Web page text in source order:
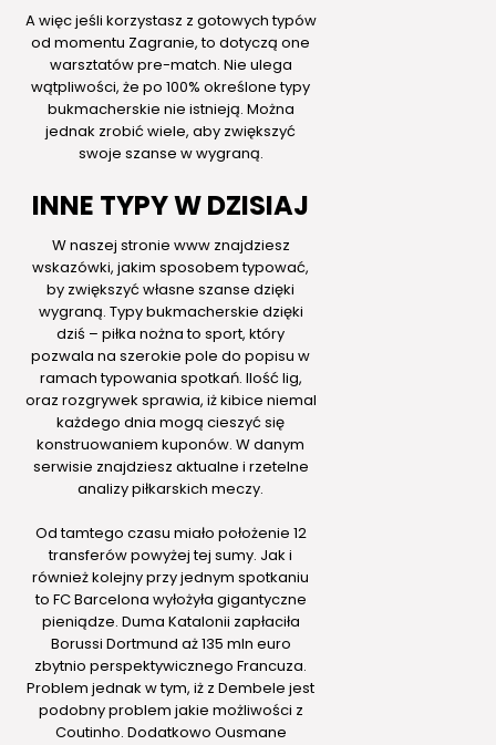
A więc jeśli korzystasz z gotowych typów
od momentu Zagranie, to dotyczą one
warsztatów pre-match. Nie ulega
wątpliwości, że po 100% określone typy
bukmacherskie nie istnieją. Można
jednak zrobić wiele, aby zwiększyć
swoje szanse w wygraną.
INNE TYPY W DZISIAJ
W naszej stronie www znajdziesz
wskazówki, jakim sposobem typować,
by zwiększyć własne szanse dzięki
wygraną. Typy bukmacherskie dzięki
dziś – piłka nożna to sport, który
pozwala na szerokie pole do popisu w
ramach typowania spotkań. Ilość lig,
oraz rozgrywek sprawia, iż kibice niemal
każdego dnia mogą cieszyć się
konstruowaniem kuponów. W danym
serwisie znajdziesz aktualne i rzetelne
analizy piłkarskich meczy.
Od tamtego czasu miało położenie 12
transferów powyżej tej sumy. Jak i
również kolejny przy jednym spotkaniu
to FC Barcelona wyłożyła gigantyczne
pieniądze. Duma Katalonii zapłaciła
Borussi Dortmund aż 135 mln euro
zbytnio perspektywicznego Francuza.
Problem jednak w tym, iż z Dembele jest
podobny problem jakie możliwości z
Coutinho. Dodatkowo Ousmane